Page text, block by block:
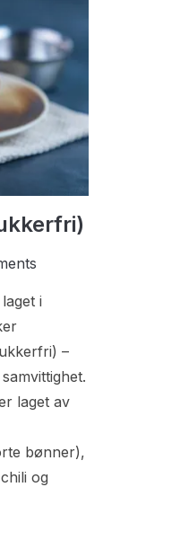
i
–
laget av
bønner),
og